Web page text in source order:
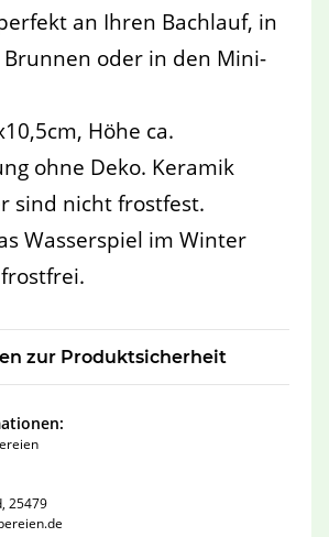
an Ihren Bachlauf, in
Brunnen oder in den Mini-
Höhe ca.
ohne Deko. Keramik
sind nicht frostfest.
Wasserspiel im Winter
zur Produktsicherheit
25479